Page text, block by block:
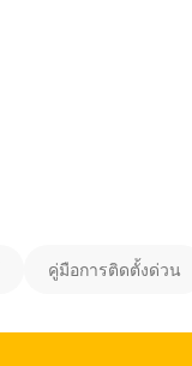
คู่มือการติดตั้งด่วน